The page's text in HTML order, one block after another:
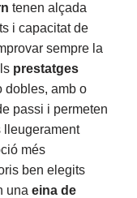
tenen alçada
i capacitat de
sempre la
prestatges
dobles, amb o
passi i permeten
lleugerament
més
ben elegits
una eina de